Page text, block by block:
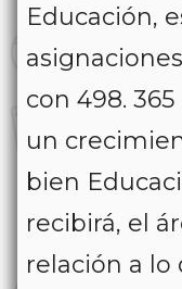
Educación,
con 498.
un
bien
recibirá, el
relación a lo